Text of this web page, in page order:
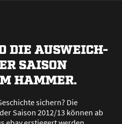
DIE AUSWEICH-
SAISON
HAMMER.
sichern? Die
Saison 2012/13 können ab